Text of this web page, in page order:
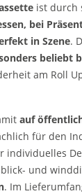
ist durch
bei
in Szene.
beliebt
am Roll
auf
für den
individuelles
und
. Im